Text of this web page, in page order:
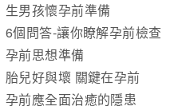
生男孩懷孕前準備
6個問答-讓你瞭解孕前檢查
孕前思想準備
胎兒好與壞 關鍵在孕前
孕前應全面治癒的隱患